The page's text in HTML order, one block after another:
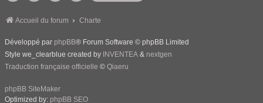
Accueil du forum Charte
Développé par phpBB® Forum Software © phpBB Limited
Style we_clearblue created by INVENTEA & nextgen
Traduction française officielle © Qiaeru
phpBB SiteMaker
Optimized by: phpBB SEO